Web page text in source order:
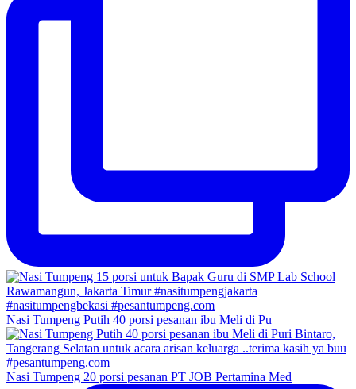
Nasi Tumpeng Putih 40 porsi pesanan ibu Meli di Pu
Nasi Tumpeng 20 porsi pesanan PT JOB Pertamina Med